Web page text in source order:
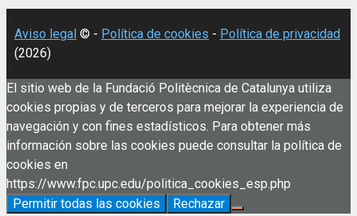
Aviso legal © - Política de cookies - Política de privacidad
(2026)
El sitio web de la Fundació Politècnica de Catalunya utiliza
cookies propias y de terceros para mejorar la experiencia de
navegación y con fines estadísticos. Para obtener más
información sobre las cookies puede consultar la política de
cookies en
https://www.fpc.upc.edu/politica_cookies_esp.php
Permitir todas las cookies
Rechazar